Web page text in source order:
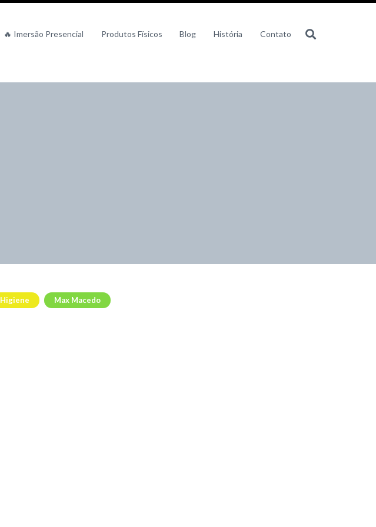
🔥 Imersão Presencial Produtos Físicos Blog História Contato
Higiene Max Macedo